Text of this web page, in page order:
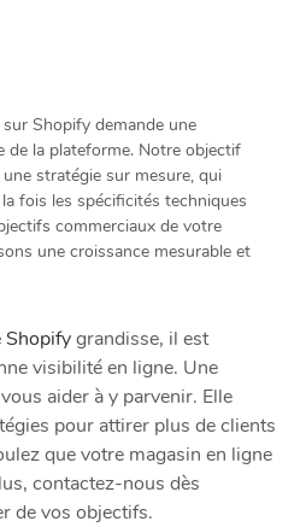
sur Shopify demande une
de la plateforme. Notre objectif
stratégie sur mesure, qui
fois les spécificités techniques
commerciaux de votre
une croissance mesurable et
Shopifygrandisse, il est
visibilité en ligne. Une
aider à y parvenir. Elle
pour attirer plus de clients
que votre magasin en ligne
contactez-nous dès
de vos objectifs.